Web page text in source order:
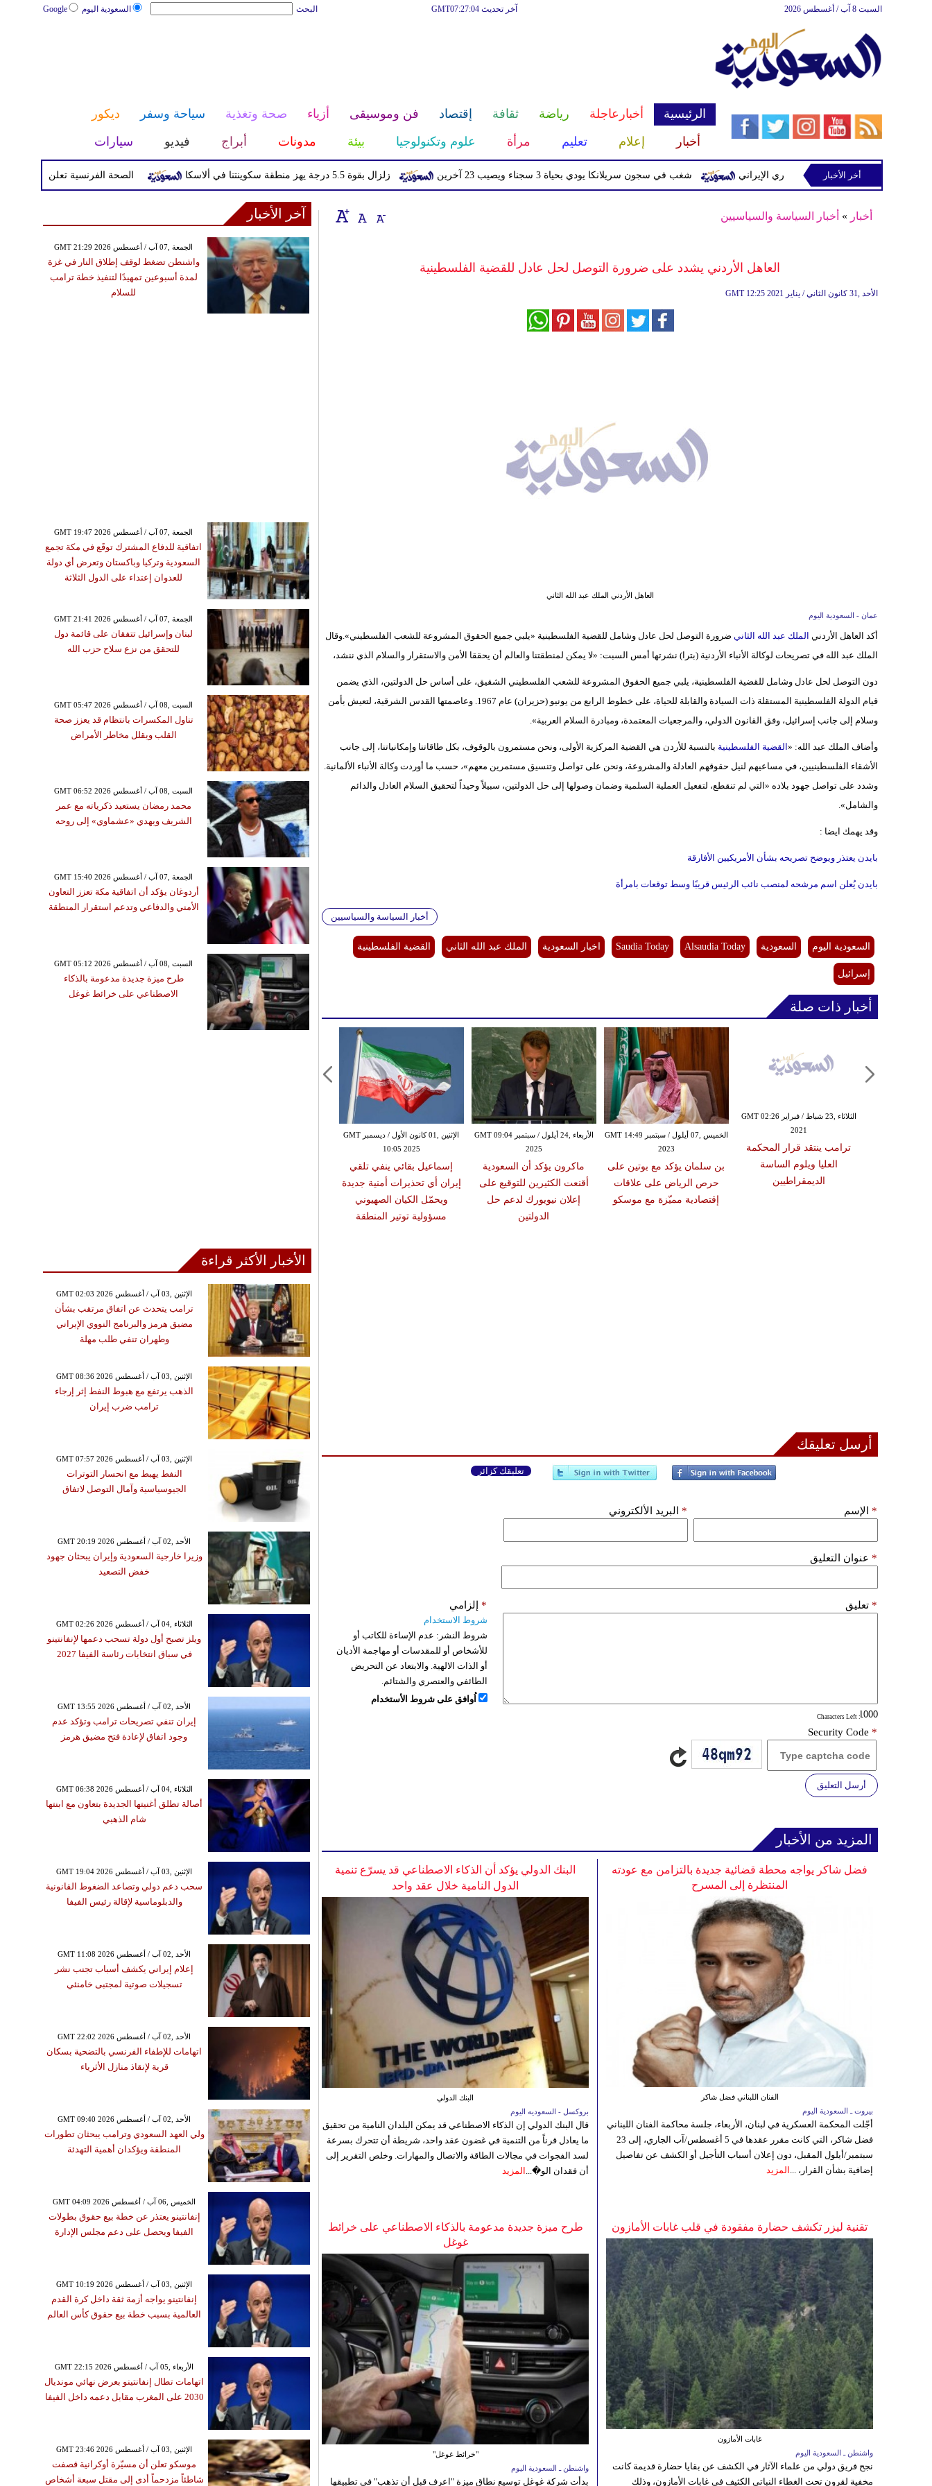
السعودية اليوم Google البحث آخر تحديث GMT07:27:04 السبت 8 آب / أغسطس 2026
الرئيسية أخبارعاجلة رياضة ثقافة إقتصاد فن وموسيقى أزياء صحة وتغذية سياحة وسفر
ديكور
أخبار
إعلام تعليم مرأة علوم وتكنولوجيا بيئة مدونات أبراج فيديو سيارات
الصحة الفرنسية تعلن إصابة سائح زلزال بقوة 5.5 درجة يهز منطقة سكوينتنا في ألاسكا شغب في سجون سريلانكا يودي بحياة 3 سجناء ويصيب 23 آخرين مشفرة لدعمها الحرس الثوري الإيراني
أخر الأخبار
أخبار » أخبار السياسة والسياسيين
العاهل الأردني يشدد على ضرورة التوصل لحل عادل للقضية الفلسطينية
GMT 12:25 2021 الأحد ,31 كانون الثاني / يناير
العاهل الأردني الملك عبد الله الثاني
عمان - السعودية اليوم
أكد العاهل الأردنيالملك عبد الله الثانيضرورة التوصل لحل عادل وشامل للقضية الفلسطينية «يلبي جميع الحقوق المشروعة للشعب الفلسطيني».وقال
الملك عبد الله في تصريحات لوكالة الأنباء الأردنية (بترا) نشرتها أمس السبت: «لا يمكن لمنطقتنا والعالم أن يحققا الأمن والاستقرار والسلام الذي ننشد،
دون التوصل لحل عادل وشامل للقضية الفلسطينية، يلبي جميع الحقوق المشروعة للشعب الفلسطيني الشقيق، على أساس حل الدولتين، الذي يضمن
قيام الدولة الفلسطينية المستقلة ذات السيادة والقابلة للحياة، على خطوط الرابع من يونيو (حزيران) عام 1967. وعاصمتها القدس الشرقية، لتعيش بأمن
وسلام إلى جانب إسرائيل، وفق القانون الدولي، والمرجعيات المعتمدة، ومبادرة السلام العربية».
وأضاف الملك عبد الله: «القضية الفلسطينية بالنسبة للأردن هي القضية المركزية الأولى، ونحن مستمرون بالوقوف، بكل طاقاتنا وإمكانياتنا، إلى جانب
الأشقاء الفلسطينيين، في مساعيهم لنيل حقوقهم العادلة والمشروعة، ونحن على تواصل وتنسيق مستمرين معهم»، حسب ما أوردت وكالة الأنباء الألمانية.
وشدد على تواصل جهود بلاده «التي لم تنقطع، لتفعيل العملية السلمية وضمان وصولها إلى حل الدولتين، سبيلاً وحيداً لتحقيق السلام العادل والدائم
والشامل».
وقد يهمك ايضا :
بايدن يعتذر ويوضح تصريحه بشأن الأمريكيين الأفارقة
بايدن يُعلن اسم مرشحه لمنصب نائب الرئيس قريبًا وسط توقعات بامرأة
أخبار السياسة والسياسيين
السعودية اليوم السعودية Alsaudia Today
Saudia Today اخبار السعودية الملك عبد الله الثاني القضية الفلسطينية
إسرائيل
أخبار ذات صلة
الإثنين ,01 كانون الأول / ديسمبر GMT
10:05 2025
إسماعيل بقائي ينفي تلقي
إيران أي تحذيرات أمنية جديدة
ويحمّل الكيان الصهيوني
مسؤولية توتير المنطقة
الأربعاء ,24 أيلول / سبتمبر GMT 09:04
2025
ماكرون يؤكد أن السعودية
أقنعت الكثيرين للتوقيع على
إعلان نيويورك لدعم حل
الدولتين
الخميس ,07 أيلول / سبتمبر GMT 14:49
2023
بن سلمان يؤكد مع بوتين على
حرص الرياض على علاقات
إقتصادية مميّزة مع موسكو
الثلاثاء ,23 شباط / فبراير GMT 02:26
2021
ترامب ينتقد قرار المحكمة
العليا ويلوم الساسة
الديمقراطيين
أرسل تعليقك
تعليقك كزائر
الإسم * البريد الألكتروني *
عنوان التعليق *
تعليق *
: Characters Left
إلزامي *
شروط الاستخدام
شروط النشر: عدم الإساءة للكاتب أو
للأشخاص أو للمقدسات أو مهاجمة الأديان
أو الذات الالهية. والابتعاد عن التحريض
الطائفي والعنصري والشتائم.
اُوافق على شروط الأستخدام
Security Code *
أرسل التعليق
المزيد من الأخبار
البنك الدولي يؤكد أن الذكاء الاصطناعي قد يسرّع تنمية
الدول النامية خلال عقد واحد
البنك الدولي
بروكسل - السعوديه اليوم
قال البنك الدولي إن الذكاء الاصطناعي قد يمكن البلدان النامية من تحقيق
ما يعادل قرناً من التنمية في غضون عقد واحد، شريطة أن تتحرك بسرعة
لسد الفجوات في مجالات الطاقة والاتصال والمهارات. وخلص التقرير إلى
أن فقدان الو�... المزيد
فضل شاكر يواجه محطة قضائية جديدة بالتزامن مع عودته
المنتظرة إلى المسرح
الفنان اللبناني فضل شاكر
بيروت ـ السعودية اليوم
أجّلت المحكمة العسكرية في لبنان، الأربعاء، جلسة محاكمة الفنان اللبناني
فضل شاكر، التي كانت مقرر عقدها في 5 أغسطس/آب الجاري، إلى 23
سبتمبر/أيلول المقبل، دون إعلان أسباب التأجيل أو الكشف عن تفاصيل
إضافية بشأن القرار، ... المزيد
طرح ميزة جديدة مدعومة بالذكاء الاصطناعي على خرائط
غوغل
"خرائط غوغل"
واشنطن ـ السعودية اليوم
بدأت شركة غوغل توسيع نطاق ميزة "اعرف قبل أن تذهب" في تطبيقها
تقنية ليزر تكشف حضارة مفقودة في قلب غابات الأمازون
غابات الأمازون
واشنطن ـ السعودية اليوم
نجح فريق دولي من علماء الآثار في الكشف عن بقايا حضارة قديمة كانت
مخفية لقرون تحت الغطاء النباتي الكثيف في غابات الأمازون، وذلك
آخر الأخبار
GMT 21:29 2026 الجمعة ,07 آب / أغسطس
واشنطن تضغط لوقف إطلاق النار في غزة
لمدة أسبوعين تمهيدًا لتنفيذ خطة ترامب
للسلام
GMT 19:47 2026 الجمعة ,07 آب / أغسطس
اتفاقية للدفاع المشترك توقَع في مكة تجمع
السعودية وتركيا وباكستان وتعرض أي دولة
للعدوان إعتداء على الدول الثلاثة
GMT 21:41 2026 الجمعة ,07 آب / أغسطس
لبنان وإسرائيل تتفقان على قائمة دول
للتحقق من نزع سلاح حزب الله
GMT 05:47 2026 السبت ,08 آب / أغسطس
تناول المكسرات بانتظام قد يعزز صحة
القلب ويقلل مخاطر الأمراض
GMT 06:52 2026 السبت ,08 آب / أغسطس
محمد رمضان يستعيد ذكرياته مع عمر
الشريف ويهدي «عشماوي» إلى روحه
GMT 15:40 2026 الجمعة ,07 آب / أغسطس
أردوغان يؤكد أن اتفاقية مكة تعزز التعاون
الأمني والدفاعي وتدعم استقرار المنطقة
GMT 05:12 2026 السبت ,08 آب / أغسطس
طرح ميزة جديدة مدعومة بالذكاء
الاصطناعي على خرائط غوغل
الأخبار الأكثر قراءة
GMT 02:03 2026 الإثنين ,03 آب / أغسطس
ترامب يتحدث عن اتفاق مرتقب بشأن
مضيق هرمز والبرنامج النووي الإيراني
وطهران تنفي طلب مهلة
GMT 08:36 2026 الإثنين ,03 آب / أغسطس
الذهب يرتفع مع هبوط النفط إثر إرجاء
ترامب ضرب إيران
GMT 07:57 2026 الإثنين ,03 آب / أغسطس
النفط يهبط مع انحسار التوترات
الجيوسياسية وآمال التوصل لاتفاق
GMT 20:19 2026 الأحد ,02 آب / أغسطس
وزيرا خارجية السعودية وإيران يبحثان جهود
خفض التصعيد
GMT 02:26 2026 الثلاثاء ,04 آب / أغسطس
ويلز تصبح أول دولة تسحب دعمها لإنفانتينو
في سباق انتخابات رئاسة الفيفا 2027
GMT 13:55 2026 الأحد ,02 آب / أغسطس
إيران تنفي تصريحات ترامب وتؤكد عدم
وجود اتفاق لإعادة فتح مضيق هرمز
GMT 06:38 2026 الثلاثاء ,04 آب / أغسطس
أصالة تطلق أغنيتها الجديدة بتعاون مع ابنتها
شام الذهبي
GMT 19:04 2026 الإثنين ,03 آب / أغسطس
سحب دعم دولي وتصاعد الضغوط القانونية
والدبلوماسية لإقالة رئيس الفيفا
GMT 11:08 2026 الأحد ,02 آب / أغسطس
إعلام إيراني يكشف أسباب تجنب نشر
تسجيلات صوتية لمجتبى خامنئي
GMT 22:02 2026 الأحد ,02 آب / أغسطس
اتهامات للإطفاء الفرنسي بالتضحية بسكان
قرية لإنقاذ منازل الأثرياء
GMT 09:40 2026 الأحد ,02 آب / أغسطس
ولي العهد السعودي وترامب يبحثان تطورات
المنطقة ويؤكدان أهمية التهدئة
GMT 04:09 2026 الخميس ,06 آب / أغسطس
إنفانتينو يعتذر عن خطة بيع حقوق بطولات
الفيفا ويحصل على دعم مجلس الإدارة
GMT 10:19 2026 الإثنين ,03 آب / أغسطس
إنفانتينو يواجه أزمة ثقة داخل كرة القدم
العالمية بسبب خطة بيع حقوق كأس العالم
GMT 22:15 2026 الأربعاء ,05 آب / أغسطس
اتهامات تطال إنفانتينو بعرض نهائي مونديال
2030 على المغرب مقابل دعمه داخل الفيفا
GMT 23:46 2026 الإثنين ,03 آب / أغسطس
موسكو تعلن أن مسيّرة أوكرانية قصفت
شاطئاً مزدحماً أدى إلى مقتل سبعة أشخاص